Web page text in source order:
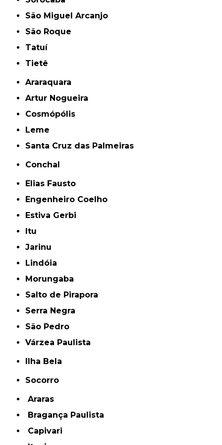
São Miguel Arcanjo
São Roque
Tatuí
Tietê
Araraquara
Artur Nogueira
Cosmópólis
Leme
Santa Cruz das Palmeiras
Conchal
Elias Fausto
Engenheiro Coelho
Estiva Gerbi
Itu
Jarinu
Lindóia
Morungaba
Salto de Pirapora
Serra Negra
São Pedro
Várzea Paulista
Ilha Bela
Socorro
Araras
Bragança Paulista
Capivari